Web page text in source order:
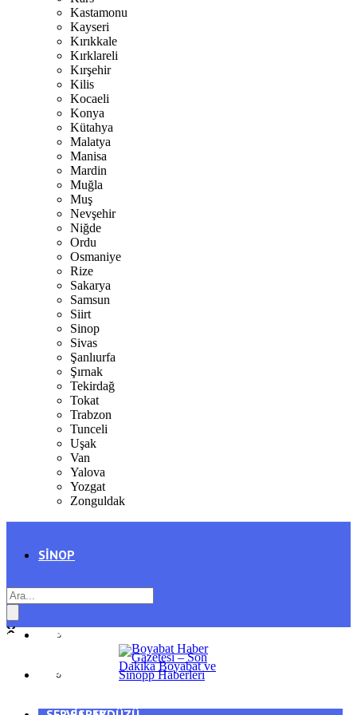
Kastamonu
Kayseri
Kırıkkale
Kırklareli
Kırşehir
Kilis
Kocaeli
Konya
Kütahya
Malatya
Manisa
Mardin
Muğla
Muş
Nevşehir
Niğde
Ordu
Osmaniye
Rize
Sakarya
Samsun
Siirt
Sinop
Sivas
Şanlıurfa
Şırnak
Tekirdağ
Tokat
Trabzon
Tunceli
Uşak
Van
Yalova
Yozgat
Zonguldak
SINOP
AYANCIK
GENEL
SPOR